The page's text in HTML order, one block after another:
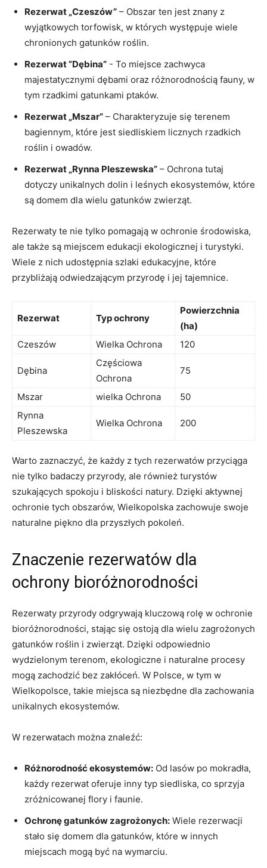
Rezerwat „Czeszów” – Obszar ten jest znany z
wyjątkowych ​torfowisk,‍ w⁤ których występuje wiele​
chronionych⁢ gatunków roślin.
Rezerwat ‌”Dębina” ‍-‌ To miejsce zachwyca
majestatycznymi ‍dębami⁣ oraz różnorodnością fauny, w
tym rzadkimi gatunkami ptaków.
Rezerwat „Mszar” – ⁤Charakteryzuje się terenem
bagiennym, które jest siedliskiem licznych rzadkich
roślin i owadów.
Rezerwat „Rynna Pleszewska” – Ochrona tutaj‍
dotyczy unikalnych ⁢dolin i leśnych ekosystemów, które
są domem dla wielu ⁢gatunków zwierząt.
Rezerwaty⁣ te nie tylko pomagają w ochronie środowiska,
ale także⁢ są ‍miejscem edukacji ekologicznej i ‌turystyki.
Wiele z nich udostępnia ⁢szlaki edukacyjne, które
przybliżają odwiedzającym ​przyrodę i jej tajemnice.
Rezerwat Typ ochrony
Powierzchnia
(ha)
Czeszów
Wielka Ochrona 120
Dębina
Częściowa
Ochrona
75
Mszar wielka Ochrona
50
Rynna
Pleszewska
Wielka Ochrona 200
Warto zaznaczyć, ‌że każdy ⁢z tych rezerwatów przyciąga
nie tylko badaczy przyrody, ale​ również turystów
szukających⁢ spokoju i bliskości natury. Dzięki aktywnej
ochronie tych obszarów, ‌Wielkopolska zachowuje swoje
naturalne ​piękno dla przyszłych ​pokoleń.
Znaczenie rezerwatów‌ dla
ochrony bioróżnorodności
Rezerwaty przyrody odgrywają kluczową rolę w ochronie
bioróżnorodności, stając się ostoją dla wielu zagrożonych
gatunków roślin ⁤i zwierząt.⁣ Dzięki odpowiednio⁣
wydzielonym terenom, ekologiczne i naturalne procesy
mogą ‍zachodzić bez zakłóceń.​ W ⁢Polsce, ⁣w tym‍ w
Wielkopolsce, takie miejsca są niezbędne dla ‍zachowania
unikalnych ekosystemów.
W rezerwatach można znaleźć:
Różnorodność⁢ ekosystemów: Od lasów‌ po mokradła,
każdy rezerwat oferuje inny typ siedliska, co sprzyja
zróżnicowanej flory⁤ i faunie.
Ochronę gatunków zagrożonych: Wiele rezerwacji
stało się domem dla gatunków, które w innych
miejscach‌ mogą być na wymarciu.